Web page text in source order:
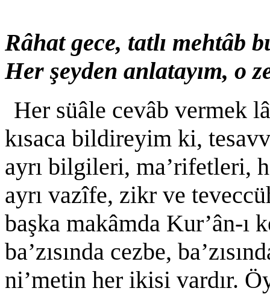
Râhat gece, tatlı mehtâb
Her şeyden anlatayım, o
Her süâle cevâb vermek
kısaca bildireyim ki,
ayrı bilgileri, ma’rifetleri,
ayrı vazîfe, zikr ve
başka makâmda Kur’ân-ı
ba’zısında cezbe,
ni’metin her ikisi vardır.